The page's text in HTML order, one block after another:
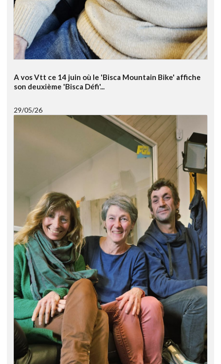
A vos Vtt ce 14 juin où le 'Bisca Mountain Bike' affiche
son deuxième 'Bisca Défi'...
29/05/26